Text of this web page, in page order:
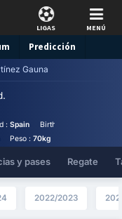
LIGAS MENÚ
Predicción
Gauna
: Spain Birthplace :
Peso :70kg
y pases Regate
2022/2023